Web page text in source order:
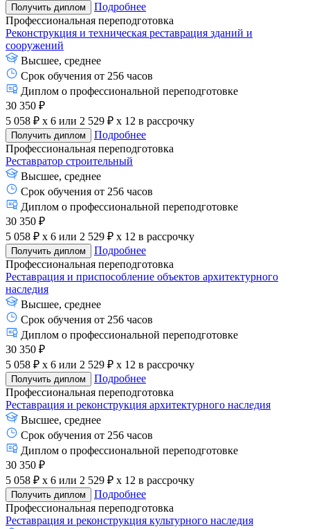
Получить диплом
Подробнее
Профессиональная переподготовка
Реконструкция и техническая реставрация зданий и
сооружений
Высшее, среднее
Срок обучения от 256 часов
Диплом о профессиональной переподготовке
30 350 ₽
5 058 ₽ x 6 или 2 529 ₽ x 12 в рассрочку
Получить диплом
Подробнее
Профессиональная переподготовка
Реставратор строительный
Высшее, среднее
Срок обучения от 256 часов
Диплом о профессиональной переподготовке
30 350 ₽
5 058 ₽ x 6 или 2 529 ₽ x 12 в рассрочку
Получить диплом
Подробнее
Профессиональная переподготовка
Реставрация и приспособление объектов архитектурного
наследия
Высшее, среднее
Срок обучения от 256 часов
Диплом о профессиональной переподготовке
30 350 ₽
5 058 ₽ x 6 или 2 529 ₽ x 12 в рассрочку
Получить диплом
Подробнее
Профессиональная переподготовка
Реставрация и реконструкция архитектурного наследия
Высшее, среднее
Срок обучения от 256 часов
Диплом о профессиональной переподготовке
30 350 ₽
5 058 ₽ x 6 или 2 529 ₽ x 12 в рассрочку
Получить диплом
Подробнее
Профессиональная переподготовка
Реставрация и реконструкция культурного наследия